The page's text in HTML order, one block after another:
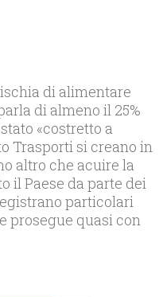
di alimentare
di almeno il 25%
«costretto a
Trasporti si creano in
altro che acuire la
il Paese da parte dei
particolari
prosegue quasi con